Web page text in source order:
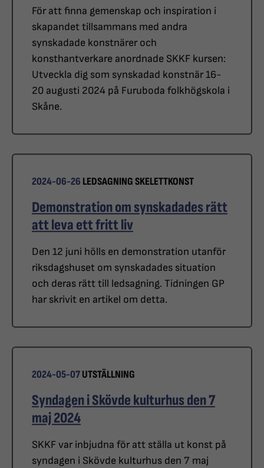
För att finna gemenskap och inspiration i
skapandet tillsammans med andra
synskadade konstnärer och
konsthantverkare anordnade SKKF kursen:
Utveckla dig som synskadad konstnär 16-
20 augusti 2024 på Furuboda folkhögskola i
Skåne.
2024-06-26 LEDSAGNINGSKELETTKONST
Demonstration om synskadades rätt
att leva ett fritt liv
Den 12 juni hölls en demonstration utanför
riksdagshuset om synskadades situation
och deras rätt till ledsagning. Tidningen GP
har skrivit en artikel om detta.
2024-05-07UTSTÄLLNING
Syndagen i Skövde kulturhus den 7
maj 2024
SKKF var inbjudna för att ställa ut konst på
syndagen i Skövde kulturhus den 7 maj